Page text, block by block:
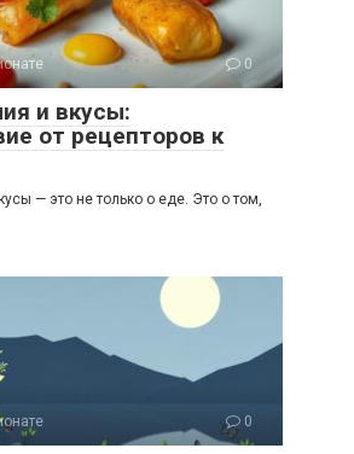
0
и вкусы:
от рецепторов к
— это не только о еде. Это о том,
0